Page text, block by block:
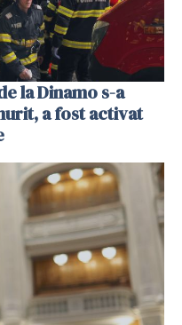
la Dinamo s-a
a fost activat